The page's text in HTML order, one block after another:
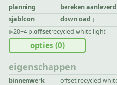
planning
bereken
sjabloon
download
▶︎20+4 p.offsetrecycled white light
eigenschappen
binnenwerk offset recycled
opties (0)